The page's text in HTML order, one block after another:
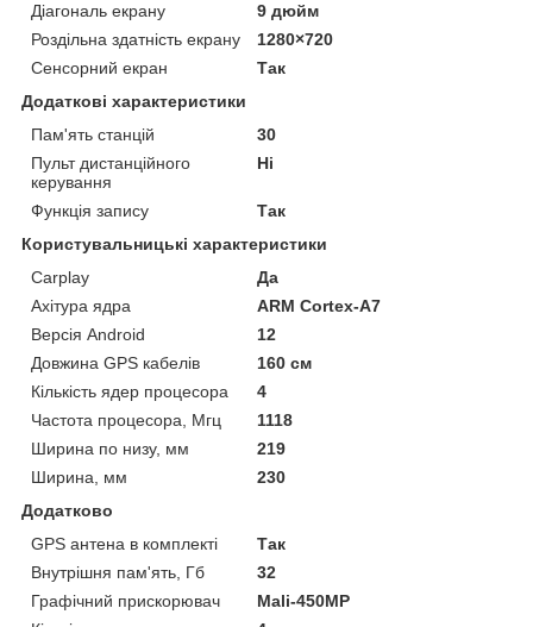
Діагональ екрану
9 дюйм
Роздільна здатність екрану
1280×720
Сенсорний екран
Так
Додаткові характеристики
Пам'ять станцій
30
Пульт дистанційного
керування
Ні
Функція запису
Так
Користувальницькі характеристики
Carplay
Да
Ахітура ядра
ARM Cortex-A7
Версія Android
12
Довжина GPS кабелів
160 см
Кількість ядер процесора
4
Частота процесора, Мгц
1118
Ширина по низу, мм
219
Ширина, мм
230
Додатково
GPS антена в комплекті
Так
Внутрішня пам'ять, Гб
32
Графічний прискорювач
Mali-450MP